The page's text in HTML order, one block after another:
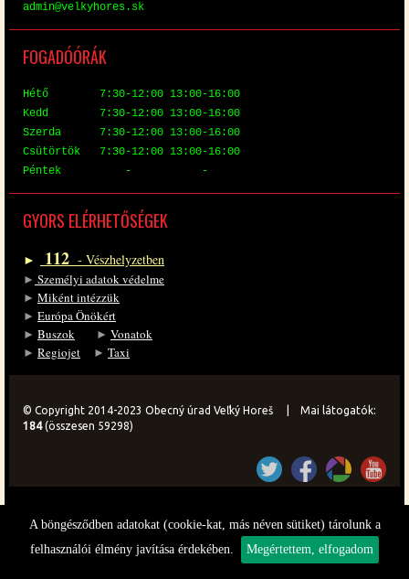
A böngésződben adatokat (cookie-kat, más néven sütiket) tárolunk a
felhasználói élmény javítása érdekében.
Megértettem, elfogadom
ad­min@​vel​kyho​res.​sk
FO­GA­DÓ­ÓRÁK
Hé­tő 7:30-12:00 13:00-16:00
Kedd 7:30-12:00 13:00-16:00
Szer­da 7:30-12:00 13:00-16:00
Csü­tör­tök 7:30-12:00 13:00-16:00
Pén­tek - -
GYORS EL­ÉR­HE­TŐ­SÉ­GEK
► 112 - Vész­hely­zet­ben
► Sze­mé­lyi ada­tok vé­del­me
► Mi­ként in­téz­zük
► Eu­ró­pa Önö­kért
► Bu­szok ► Vo­na­tok
► Re­gi­o­jet ► Ta­xi
© Copyright 2014-2023 Obecný úrad Veľký Horeš | Mai látogatók:
184(összesen 59298)